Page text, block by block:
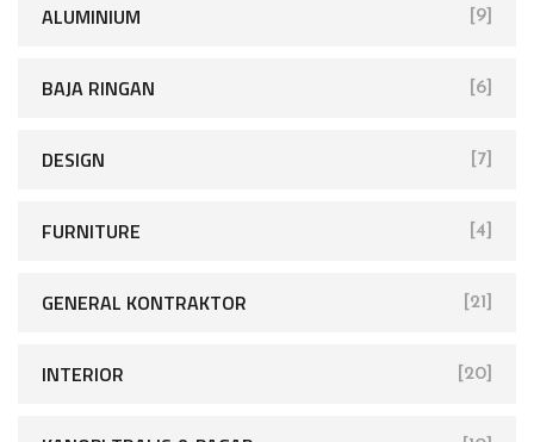
ALUMINIUM [9]
BAJA RINGAN [6]
DESIGN [7]
FURNITURE [4]
GENERAL KONTRAKTOR [21]
INTERIOR [20]